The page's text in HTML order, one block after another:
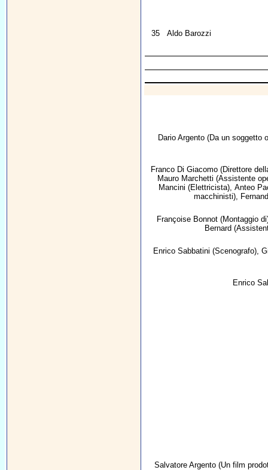
35 Aldo Barozzi
Dario Argento(Da un soggetto
Franco Di Giacomo (Direttore
Mauro Marchetti (Assistente
Mancini (Elettricista), Anteo
macchinisti),
Françoise Bonnot(Montaggio
Bernard
Enrico Sabbatini (Scenografo),
Enrico
Salvatore Argento (Un film